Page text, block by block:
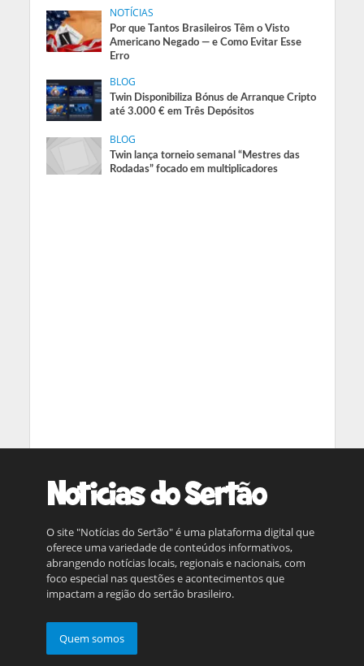
NOTÍCIAS
Por que Tantos Brasileiros Têm o Visto
Americano Negado — e Como Evitar Esse
Erro
BLOG
Twin Disponibiliza Bónus de Arranque Cripto
até 3.000 € em Três Depósitos
BLOG
Twin lança torneio semanal “Mestres das
Rodadas” focado em multiplicadores
O site "Notícias do Sertão" é uma plataforma digital que
oferece uma variedade de conteúdos informativos,
abrangendo notícias locais, regionais e nacionais, com
foco especial nas questões e acontecimentos que
impactam a região do sertão brasileiro.
Quem somos